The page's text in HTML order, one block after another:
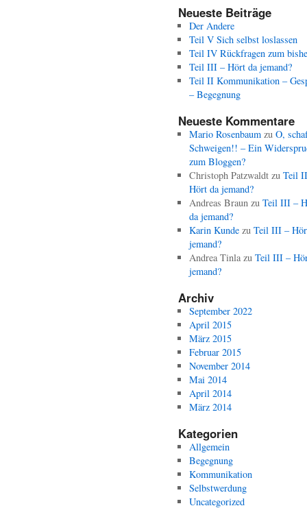
Neueste Beiträge
Der Andere
Teil V Sich selbst loslassen
Teil IV Rückfragen zum
Teil III – Hört da jemand?
Teil II Kommunikation –
– Begegnung
Neueste Kommentare
Mario Rosenbaumzu O,
Schweigen!! – Ein
zum Bloggen?
Christoph Patzwaldtzu Teil
Hört da jemand?
Andreas Braunzu Teil III –
da jemand?
Karin Kundezu Teil III –
jemand?
Andrea Tinlazu Teil III –
jemand?
Archiv
September 2022
April 2015
März 2015
Februar 2015
November 2014
Mai 2014
April 2014
März 2014
Kategorien
Allgemein
Begegnung
Kommunikation
Selbstwerdung
Uncategorized